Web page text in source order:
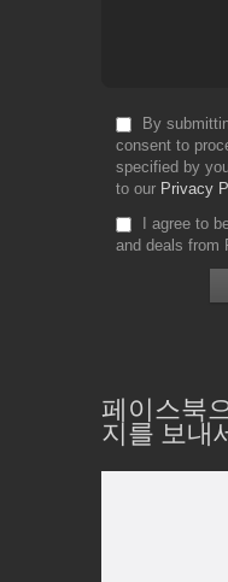
By
consent to
specified by
to our Privacy
I agree to
and deals from
페이스북
지를 보내